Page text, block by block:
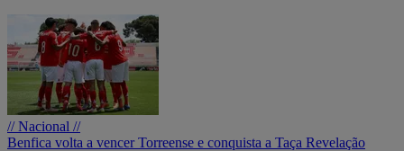
// Nacional //
Benfica volta a vencer Torreense e conquista a Taça Revelação